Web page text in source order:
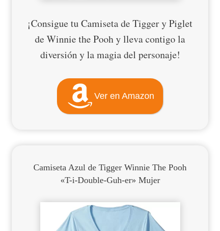
¡Consigue tu Camiseta de Tigger y Piglet
de Winnie the Pooh y lleva contigo la
diversión y la magia del personaje!
Ver en Amazon
Camiseta Azul de Tigger Winnie The Pooh
«T-i-Double-Guh-er» Mujer